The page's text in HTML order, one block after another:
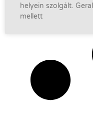
helyein szolgált.
mellett